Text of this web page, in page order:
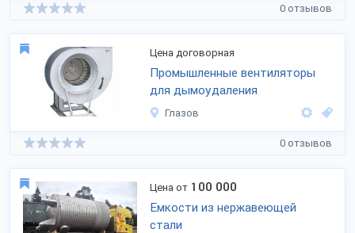
0 отзывов
Цена договорная
Промышленные вентиляторы
для дымоудаления
Глазов
0 отзывов
Цена от 100 000
Емкости из нержавеющей
стали